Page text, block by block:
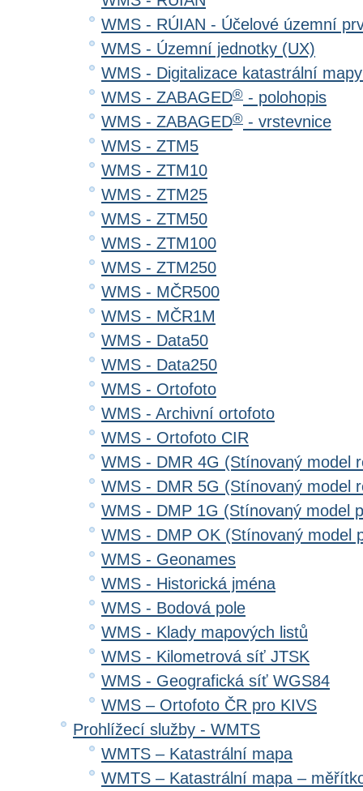
WMS - RÚIAN - Účelové územní
WMS - Územní jednotky (UX)
WMS - Digitalizace katastrální
WMS - ZABAGED® - polohopis
WMS - ZABAGED® - vrstevnice
WMS - ZTM5
WMS - ZTM10
WMS - ZTM25
WMS - ZTM50
WMS - ZTM100
WMS - ZTM250
WMS - MČR500
WMS - MČR1M
WMS - Data50
WMS - Data250
WMS - Ortofoto
WMS - Archivní ortofoto
WMS - Ortofoto CIR
WMS - DMR 4G (Stínovaný model
WMS - DMR 5G (Stínovaný model
WMS - DMP 1G (Stínovaný model
WMS - DMP OK (Stínovaný model
WMS - Geonames
WMS - Historická jména
WMS - Bodová pole
WMS - Klady mapových listů
WMS - Kilometrová síť JTSK
WMS - Geografická síť WGS84
WMS – Ortofoto ČR pro KIVS
Prohlížecí služby - WMTS
WMTS – Katastrální mapa
WMTS – Katastrální mapa –